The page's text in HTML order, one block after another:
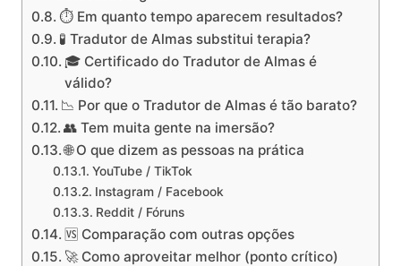
⏱️ Em quanto tempo aparecem resultados?
🧪 Tradutor de Almas substitui terapia?
🎓 Certificado do Tradutor de Almas é
válido?
📉 Por que o Tradutor de Almas é tão barato?
👥 Tem muita gente na imersão?
🌐 O que dizem as pessoas na prática
YouTube / TikTok
Instagram / Facebook
Reddit / Fóruns
🆚 Comparação com outras opções
🚀 Como aproveitar melhor (ponto crítico)